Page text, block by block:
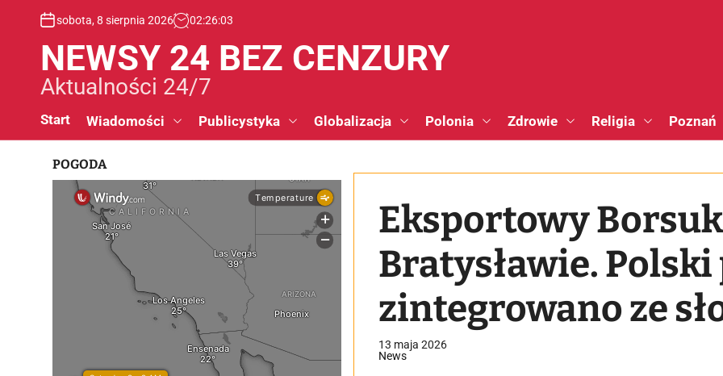
sobota, 8 sierpnia 2026 02:26:04
NEWSY 24 BEZ CENZURY
Aktualności 24/7
Start Wiadomości Publicystyka Globalizacja Polonia Zdrowie Religia Poznań
Eksportowy
Bratysławie.
zintegrowano ze
TURRA 30 [+FOTO]
13 maja 2026
News
POGODA